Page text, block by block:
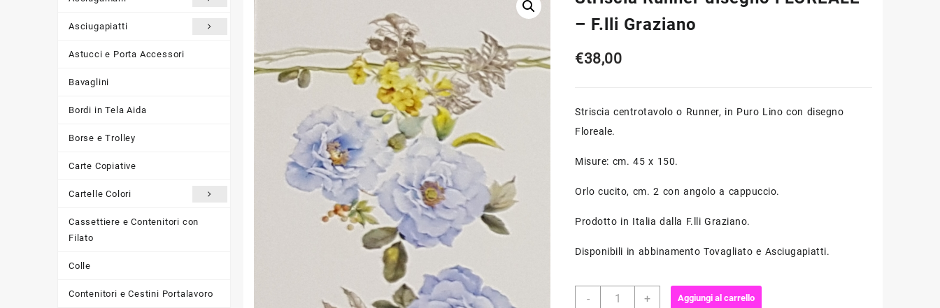
Asciugapiatti
Astucci e Porta Accessori
Bavaglini
Bordi in Tela Aida
Borse e Trolley
Carte Copiative
Cartelle Colori
Cassettiere e Contenitori con
Filato
Colle
Contenitori e Cestini Portalavoro
– F.lli Graziano
€38,00
Striscia centrotavolo o Runner, in Puro Lino con disegno
Floreale.
Misure: cm. 45 x 150.
Orlo cucito, cm. 2 con angolo a cappuccio.
Prodotto in Italia dalla F.lli Graziano.
Disponibili in abbinamento Tovagliato e Asciugapiatti.
-
Striscia
+ Aggiungi al carrello